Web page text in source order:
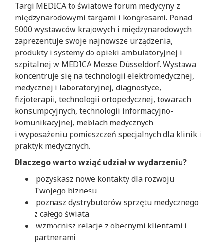
Targi MEDICA to światowe forum medycyny z
międzynarodowymi targami i kongresami. Ponad
5000 wystawców krajowych i międzynarodowych
zaprezentuje swoje najnowsze urządzenia,
produkty i systemy do opieki ambulatoryjnej i
szpitalnej w MEDICA Messe Düsseldorf. Wystawa
koncentruje się na technologii elektromedycznej,
medycznej i laboratoryjnej, diagnostyce,
fizjoterapii, technologii ortopedycznej, towarach
konsumpcyjnych, technologii informacyjno-
komunikacyjnej, meblach medycznych
i wyposażeniu pomieszczeń specjalnych dla klinik i
praktyk medycznych.
Dlaczego warto wziąć udział w wydarzeniu?
pozyskasz nowe kontakty dla rozwoju
Twojego biznesu
poznasz dystrybutorów sprzętu medycznego
z całego świata
wzmocnisz relacje z obecnymi klientami i
partnerami